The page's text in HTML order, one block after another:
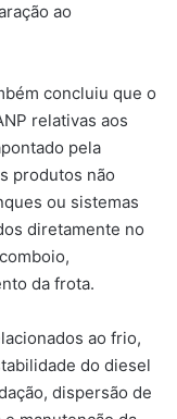
ao
concluiu que o
relativas aos
pela
produtos não
ou sistemas
diretamente no
da frota.
ao frio,
do diesel
dispersão de